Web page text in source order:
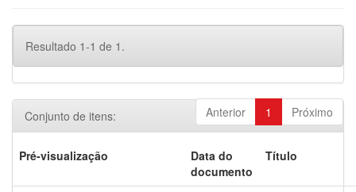
Resultado 1-1 de 1.
Anterior 1 Próximo
Conjunto de itens:
Pré-visualização
Data do
documento
Título